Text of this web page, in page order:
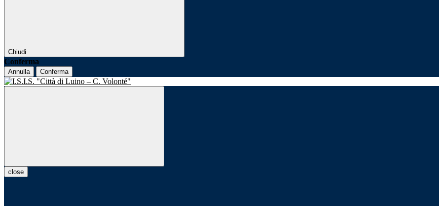
Chiudi
Conferma
Annulla Conferma
close